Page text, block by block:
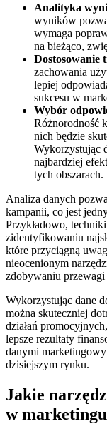
Analityka
wyników
wymaga
na bieżąco,
Dostosowanie
zachowania
lepiej
sukcesu w
Wybór
Różnorodność
nich będzie
Wykorzystując
najbardziej
tych obszarach.
Analiza danych
kampanii, co jest
Przykładowo,
zidentyfikowaniu
które przyciągną
nieocenionym
zdobywaniu
Wykorzystując dane
można skuteczniej
działań
lepsze rezultaty
danymi
dzisiejszym rynku.
Jakie
w